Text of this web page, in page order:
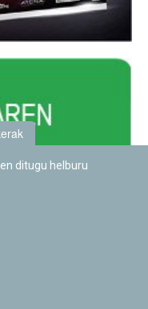
ditugu helburu